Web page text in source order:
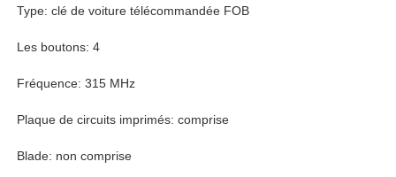
Type: clé de voiture télécommandée FOB
Les boutons: 4
Fréquence: 315 MHz
Plaque de circuits imprimés: comprise
Blade: non comprise